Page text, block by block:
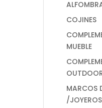
COJINES
MUEBLE
MARCOS
/JOYEROS